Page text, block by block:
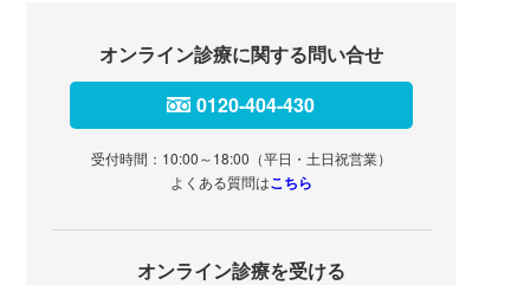
オンライン診療に関する問い合せ
0120-404-430
受付時間：10:00～18:00（平日・土日祝営業）
よくある質問はこちら
オンライン診療を受ける